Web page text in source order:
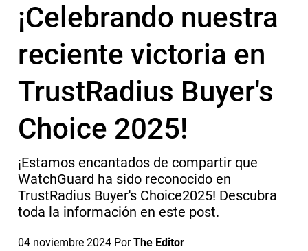
¡Celebrando nuestra
reciente victoria en
TrustRadius Buyer's
Choice 2025!
¡Estamos encantados de compartir que
WatchGuard ha sido reconocido en
TrustRadius Buyer's Choice2025! Descubra
toda la información en este post.
04 noviembre 2024 PorThe Editor